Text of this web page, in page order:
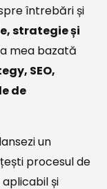
întrebări și
strategie și
mea bazată
SEO,
de
un
procesul de
și